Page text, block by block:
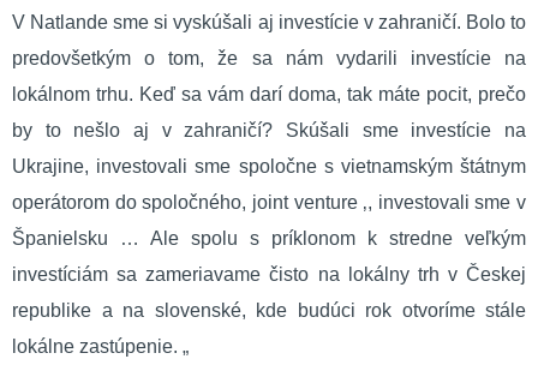
V Natlande sme si vyskúšali aj investície v zahraničí. Bolo to
predovšetkým o tom, že sa nám vydarili investície na
lokálnom trhu. Keď sa vám darí doma, tak máte pocit, prečo
by to nešlo aj v zahraničí? Skúšali sme investície na
Ukrajine, investovali sme spoločne s vietnamským štátnym
operátorom do spoločného, ​​joint venture ‚, investovali sme v
Španielsku … Ale spolu s príklonom k ​​stredne veľkým
investíciám sa zameriavame čisto na lokálny trh v Českej
republike a na slovenské, kde budúci rok otvoríme stále
lokálne zastúpenie. „